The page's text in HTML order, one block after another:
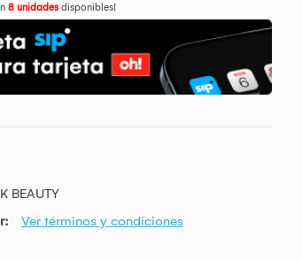
8 unidadesdisponibles!
BEAUTY
Ver términos y condiciones